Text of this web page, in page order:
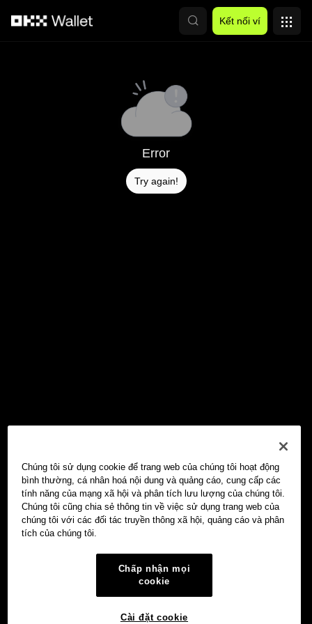
Kết nối ví
Error
Try again!
Chúng tôi sử dụng cookie để trang web của chúng tôi hoạt động
bình thường, cá nhân hoá nội dung và quảng cáo, cung cấp các
tính năng của mạng xã hội và phân tích lưu lượng của chúng tôi.
Chúng tôi cũng chia sẻ thông tin về việc sử dụng trang web của
chúng tôi với các đối tác truyền thông xã hội, quảng cáo và phân
tích của chúng tôi.
Chấp nhận mọi
cookie
Cài đặt cookie